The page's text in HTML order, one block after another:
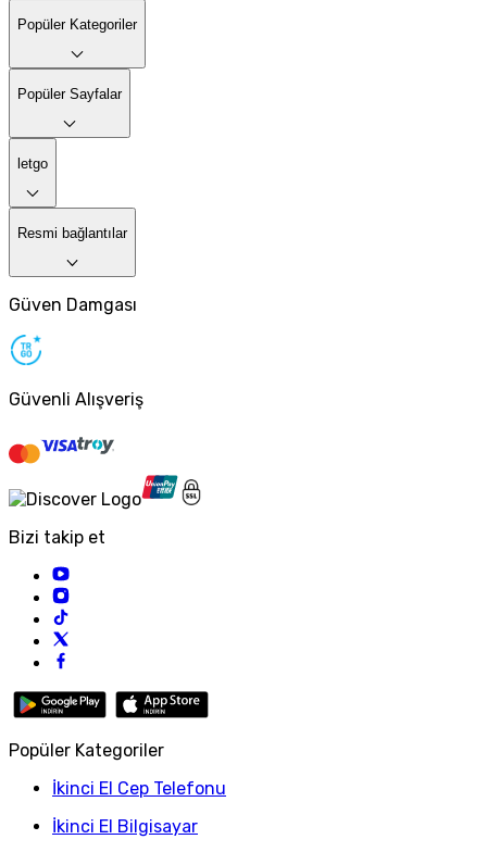
Popüler Kategoriler
Popüler Sayfalar
letgo
Resmi bağlantılar
Güven Damgası
Güvenli Alışveriş
Bizi takip et
Popüler Kategoriler
İkinci El Cep Telefonu
İkinci El Bilgisayar